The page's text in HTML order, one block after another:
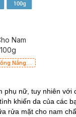
Nam
Nắng
phụ nữ, tuy nhiên với
khiến da của các
rửa mặt cho nam